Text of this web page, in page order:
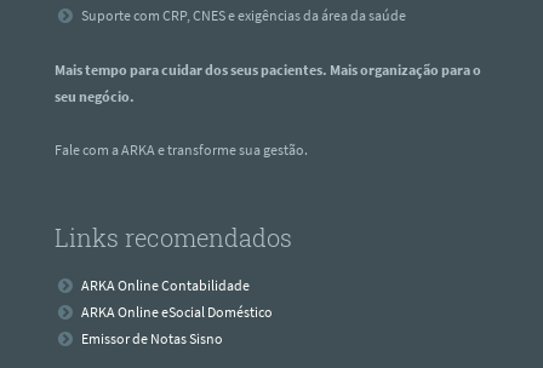
Suporte com CRP, CNES e exigências da área da saúde
Mais tempo para cuidar dos seus pacientes. Mais organização para o
seu negócio.
Fale com a ARKA e transforme sua gestão.
Links recomendados
ARKA Online Contabilidade
ARKA Online eSocial Doméstico
Emissor de Notas Sisno